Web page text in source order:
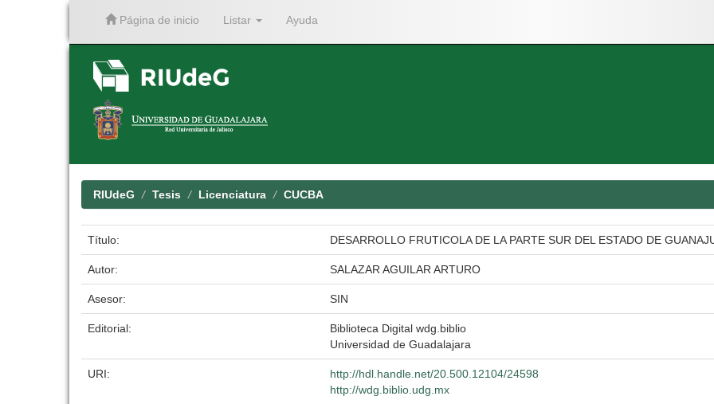
Página de inicio Listar Ayuda
RIUdeG Tesis Licenciatura CUCBA
Título: DESARROLLO FRUTICOLA DE LA PARTE SUR DEL ESTADO DE
Autor: SALAZAR AGUILAR ARTURO
Asesor: SIN
Editorial:
Biblioteca Digital wdg.biblio
Universidad de Guadalajara
URI:
http://hdl.handle.net/20.500.12104/24598
http://wdg.biblio.udg.mx